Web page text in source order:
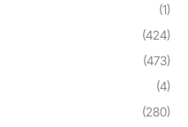
(1)
(424)
(473)
(4)
(280)